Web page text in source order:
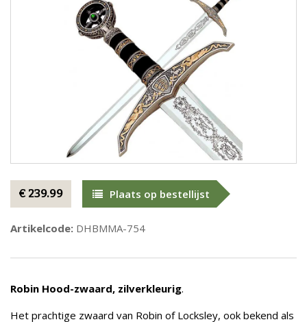
€ 239.99 Plaats op bestellijst
Artikelcode: DHBMMA-754
Robin Hood-zwaard, zilverkleurig.
Het prachtige zwaard van Robin of Locksley, ook bekend als